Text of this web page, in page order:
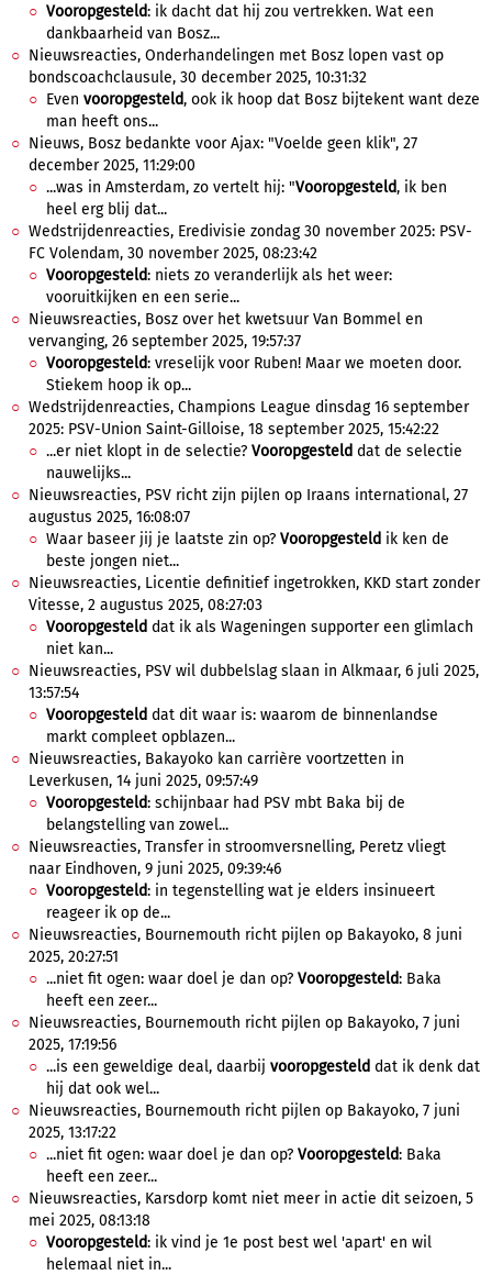
Vooropgesteld: ik dacht dat hij zou vertrekken. Wat een
dankbaarheid van Bosz...
Nieuwsreacties, Onderhandelingen met Bosz lopen vast op
bondscoachclausule, 30 december 2025, 10:31:32
Even vooropgesteld, ook ik hoop dat Bosz bijtekent want deze
man heeft ons...
Nieuws, Bosz bedankte voor Ajax: "Voelde geen klik", 27
december 2025, 11:29:00
...was in Amsterdam, zo vertelt hij: "Vooropgesteld, ik ben
heel erg blij dat...
Wedstrijdenreacties, Eredivisie zondag 30 november 2025: PSV-
FC Volendam, 30 november 2025, 08:23:42
Vooropgesteld: niets zo veranderlijk als het weer:
vooruitkijken en een serie...
Nieuwsreacties, Bosz over het kwetsuur Van Bommel en
vervanging, 26 september 2025, 19:57:37
Vooropgesteld: vreselijk voor Ruben! Maar we moeten door.
Stiekem hoop ik op...
Wedstrijdenreacties, Champions League dinsdag 16 september
2025: PSV-Union Saint-Gilloise, 18 september 2025, 15:42:22
...er niet klopt in de selectie? Vooropgesteld dat de selectie
nauwelijks...
Nieuwsreacties, PSV richt zijn pijlen op Iraans international, 27
augustus 2025, 16:08:07
Waar baseer jij je laatste zin op? Vooropgesteld ik ken de
beste jongen niet...
Nieuwsreacties, Licentie definitief ingetrokken, KKD start zonder
Vitesse, 2 augustus 2025, 08:27:03
Vooropgesteld dat ik als Wageningen supporter een glimlach
niet kan...
Nieuwsreacties, PSV wil dubbelslag slaan in Alkmaar, 6 juli 2025,
13:57:54
Vooropgesteld dat dit waar is: waarom de binnenlandse
markt compleet opblazen...
Nieuwsreacties, Bakayoko kan carrière voortzetten in
Leverkusen, 14 juni 2025, 09:57:49
Vooropgesteld: schijnbaar had PSV mbt Baka bij de
belangstelling van zowel...
Nieuwsreacties, Transfer in stroomversnelling, Peretz vliegt
naar Eindhoven, 9 juni 2025, 09:39:46
Vooropgesteld: in tegenstelling wat je elders insinueert
reageer ik op de...
Nieuwsreacties, Bournemouth richt pijlen op Bakayoko, 8 juni
2025, 20:27:51
...niet fit ogen: waar doel je dan op? Vooropgesteld: Baka
heeft een zeer...
Nieuwsreacties, Bournemouth richt pijlen op Bakayoko, 7 juni
2025, 17:19:56
...is een geweldige deal, daarbij vooropgesteld dat ik denk dat
hij dat ook wel...
Nieuwsreacties, Bournemouth richt pijlen op Bakayoko, 7 juni
2025, 13:17:22
...niet fit ogen: waar doel je dan op? Vooropgesteld: Baka
heeft een zeer...
Nieuwsreacties, Karsdorp komt niet meer in actie dit seizoen, 5
mei 2025, 08:13:18
Vooropgesteld: ik vind je 1e post best wel 'apart' en wil
helemaal niet in...